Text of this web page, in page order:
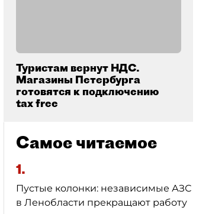
Туристам вернут НДС.
Магазины Петербурга
готовятся к подключению
tax free
Самое читаемое
1.
Пустые колонки: независимые АЗС
в Ленобласти прекращают работу